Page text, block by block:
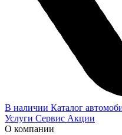
В наличии Каталог
Услуги Сервис Акции
О компании